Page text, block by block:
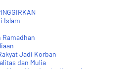
Islam
Ramadhan
Jadi Korban
dan Mulia